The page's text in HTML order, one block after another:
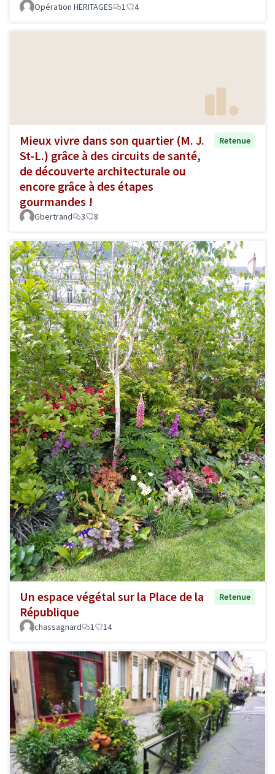
Opération HERITAGES 1 4
Mieux vivre dans son quartier (M. J.
St-L.) grâce à des circuits de santé,
de découverte architecturale ou
encore grâce à des étapes
gourmandes !
Retenue
Gbertrand 3 8
Un espace végétal sur la Place de la
République
Retenue
chassagnard 1 14